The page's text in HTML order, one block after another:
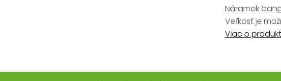
Náramok
Veľkosť je
Viac o